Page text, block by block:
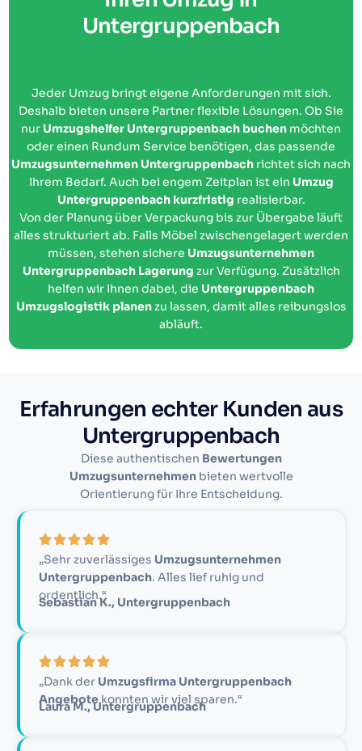
Untergruppenbach
Jeder Umzug bringt eigene Anforderungen mit sich.
Deshalb bieten unsere Partner flexible Lösungen. Ob Sie
nur Umzugshelfer Untergruppenbach buchen möchten
oder einen Rundum Service benötigen, das passende
Umzugsunternehmen Untergruppenbach richtet sich nach
Ihrem Bedarf. Auch bei engem Zeitplan ist ein Umzug
Untergruppenbach kurzfristig realisierbar.
Von der Planung über Verpackung bis zur Übergabe läuft
alles strukturiert ab. Falls Möbel zwischengelagert werden
müssen, stehen sichere Umzugsunternehmen
Untergruppenbach Lagerung zur Verfügung. Zusätzlich
helfen wir Ihnen dabei, die Untergruppenbach
Umzugslogistik planenzu lassen, damit alles reibungslos
abläuft.
Erfahrungen echter Kunden aus
Untergruppenbach
Diese authentischen Bewertungen
Umzugsunternehmenbieten wertvolle
Orientierung für Ihre Entscheidung.
„Sehr zuverlässiges Umzugsunternehmen
Untergruppenbach. Alles lief ruhig und
ordentlich.“
Sebastian K., Untergruppenbach
„Dank der Umzugsfirma Untergruppenbach
Angebotekonnten wir viel sparen.“
Laura M., Untergruppenbach